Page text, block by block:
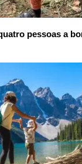
pessoas a